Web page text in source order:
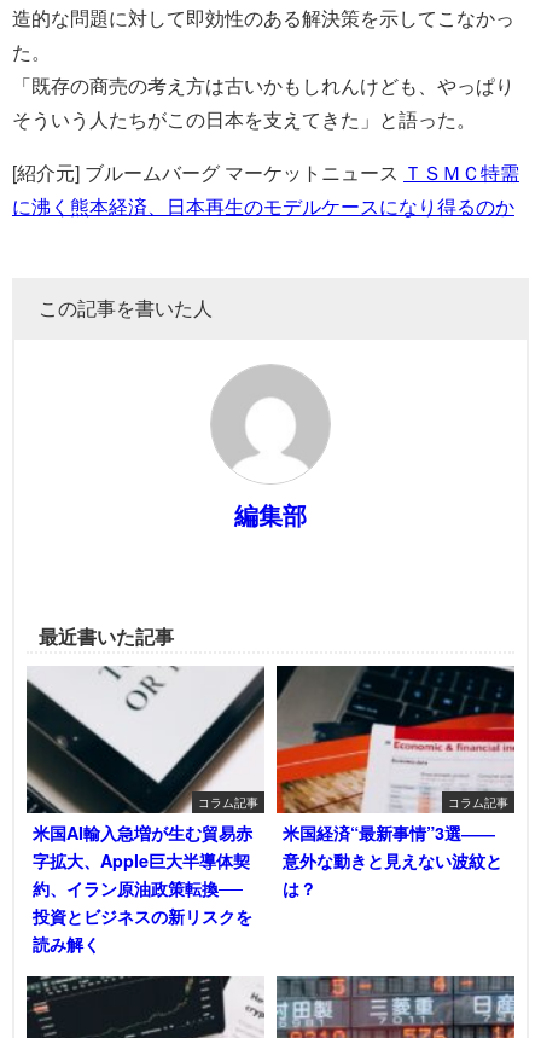
造的な問題に対して即効性のある解決策を示してこなかっ
た。
「既存の商売の考え方は古いかもしれんけども、やっぱり
そういう人たちがこの日本を支えてきた」と語った。
[紹介元] ブルームバーグ マーケットニュース ＴＳＭＣ特需
に沸く熊本経済、日本再生のモデルケースになり得るのか
この記事を書いた人
編集部
最近書いた記事
コラム記事
米国AI輸入急増が生む貿易赤
字拡大、Apple巨大半導体契
約、イラン原油政策転換──
投資とビジネスの新リスクを
読み解く
コラム記事
米国経済“最新事情”3選――
意外な動きと見えない波紋と
は？